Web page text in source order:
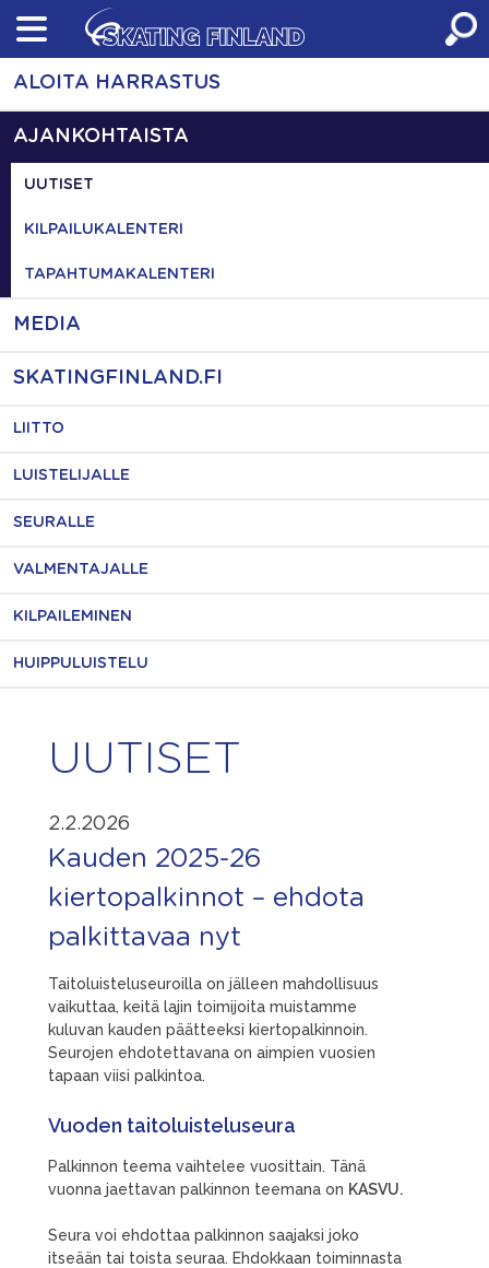
Skip
content
ALOITA HARRASTUS
AJANKOHTAISTA
UUTISET
KILPAILUKALENTERI
TAPAHTUMAKALENTERI
MEDIA
SKATINGFINLAND.FI
LIITTO
LUISTELIJALLE
SEURALLE
VALMENTAJALLE
KILPAILEMINEN
HUIPPULUISTELU
UUTISET
2.2.2026
Kauden 2025-26
kiertopalkinnot – ehdota
palkittavaa nyt
Taitoluisteluseuroilla on jälleen mahdollisuus
vaikuttaa, keitä lajin toimijoita muistamme
kuluvan kauden päätteeksi kiertopalkinnoin.​
Seurojen ehdotettavana on aimpien vuosien
tapaan viisi palkintoa.
Vuoden taitoluisteluseura
Palkinnon teema vaihtelee vuosittain. Tänä
vuonna jaettavan palkinnon teemana on KASVU.
Seura voi ehdottaa palkinnon saajaksi joko
itseään tai toista seuraa. Ehdokkaan toiminnasta